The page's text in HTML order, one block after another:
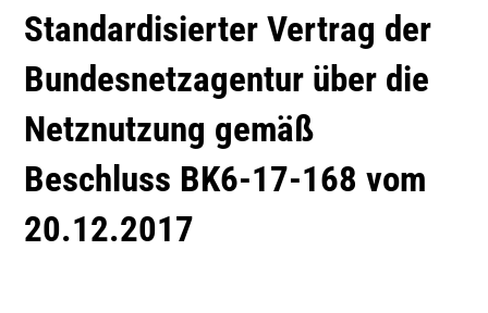
Standardisierter Vertrag der
Bundesnetzagentur über die
Netznutzung gemäß
Beschluss BK6-17-168 vom
20.12.2017
Ihr Kontakt
Teilnahmebedingungen
Gewinnspiel
9 Schritte zum eigenen
Balkonkraftwerk
Mieterstrom
Verträge
Wetterstation
Lastprofil